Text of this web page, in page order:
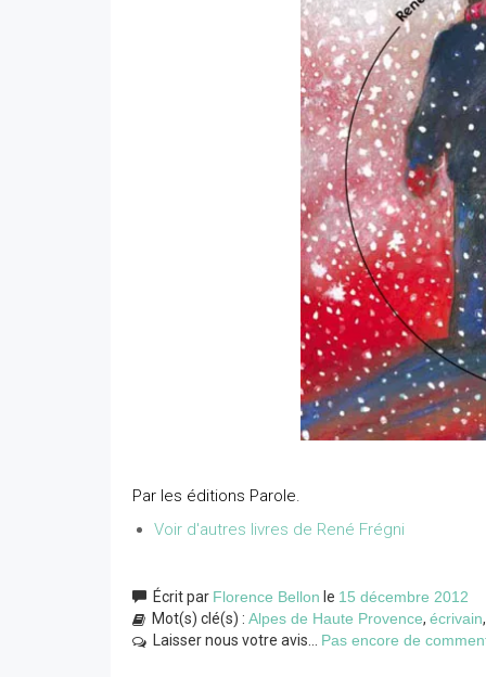
Par les éditions Parole.
Voir d'autres livres de René Frégni
Écrit par Florence Bellon le 15 décembre 2012
Mot(s) clé(s) : Alpes de Haute Provence, écrivain
Laisser nous votre avis... Pas encore de